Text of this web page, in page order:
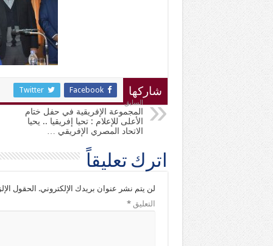
شاركها Facebook
Twitter
السابق
المجموعة الإفريقية في حفل ختام
الأعلى للإعلام : تحيا إفريقيا .. يحيا
الاتحاد المصري الإفريقي …
اترك تعليقاً
لن يتم نشر عنوان بريدك الإلكتروني. الحقول
التعليق*